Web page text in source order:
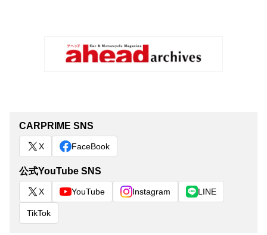
CARPRIME SNS
X FaceBook
公式YouTube SNS
X YouTube Instagram LINE
TikTok